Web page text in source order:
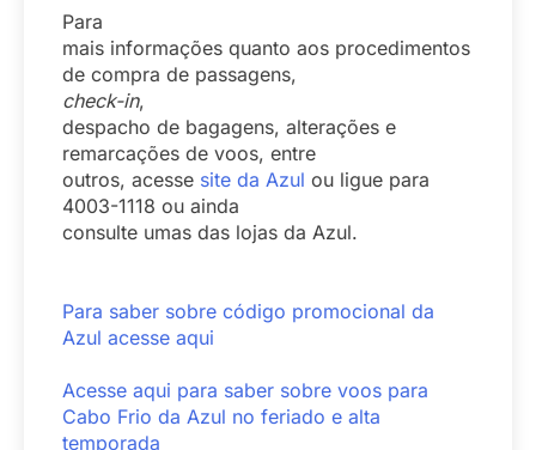
Para
mais informações quanto aos procedimentos
de compra de passagens,
check-in,
despacho de bagagens, alterações e
remarcações de voos, entre
outros, acesse site da Azul ou ligue para
4003-1118 ou ainda
consulte umas das lojas da Azul.
Para saber sobre código promocional da
Azul acesse aqui
Acesse aqui para saber sobre voos para
Cabo Frio da Azul no feriado e alta
temporada